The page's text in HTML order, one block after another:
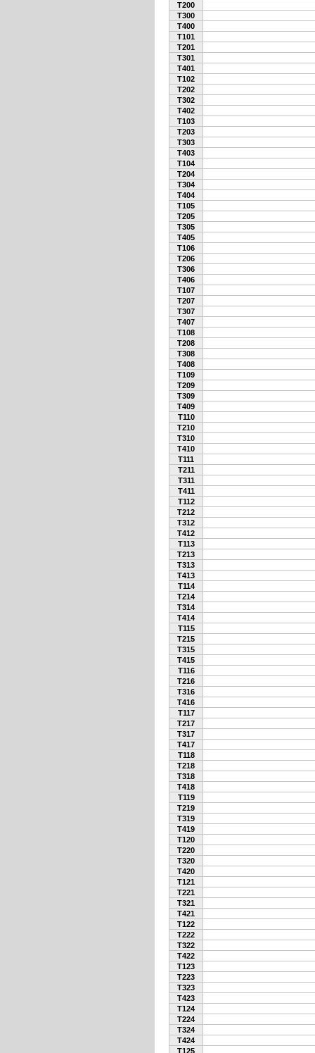
T200
T300
T400
T101
T201
T301
T401
T102
T202
T302
T402
T103
T203
T303
T403
T104
T204
T304
T404
T105
T205
T305
T405
T106
T206
T306
T406
T107
T207
T307
T407
T108
T208
T308
T408
T109
T209
T309
T409
T110
T210
T310
T410
T111
T211
T311
T411
T112
T212
T312
T412
T113
T213
T313
T413
T114
T214
T314
T414
T115
T215
T315
T415
T116
T216
T316
T416
T117
T217
T317
T417
T118
T218
T318
T418
T119
T219
T319
T419
T120
T220
T320
T420
T121
T221
T321
T421
T122
T222
T322
T422
T123
T223
T323
T423
T124
T224
T324
T424
T125